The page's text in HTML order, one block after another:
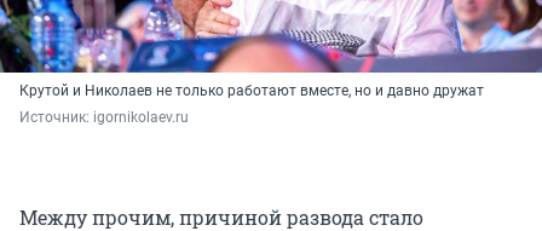
Крутой и Николаев не только работают вместе, но и давно дружат
Источник: igornikolaev.ru
Между прочим, причиной развода стало